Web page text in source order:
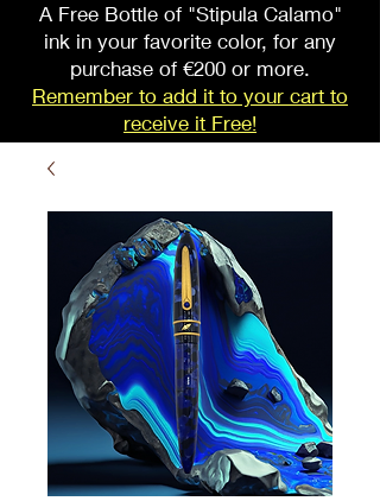
A Free Bottle of "Stipula Calamo"
ink in your favorite color, for any
purchase of €200 or more.
Remember to add it to your cart to
receive it Free!